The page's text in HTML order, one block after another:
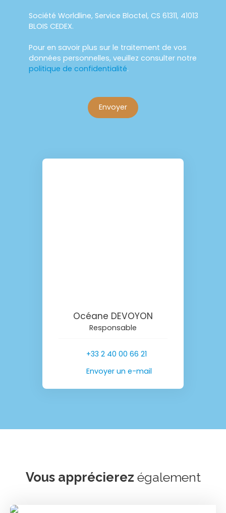
Société Worldline, Service Bloctel, CS 61311, 41013
BLOIS CEDEX.
Pour en savoir plus sur le traitement de vos
données personnelles, veuillez consulter notre
politique de confidentialité.
Envoyer
Océane DEVOYON
Responsable
+33 2 40 00 66 21
Envoyer un e-mail
Vous apprécierez également